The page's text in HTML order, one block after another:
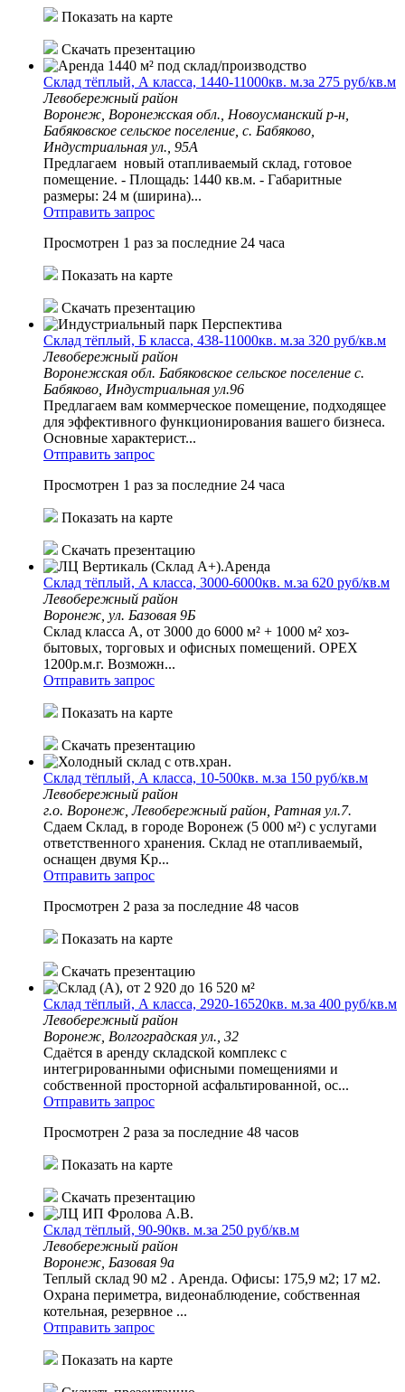
Показать на карте
Скачать презентацию
Склад тёплый, А класса, 1440-11000кв. м.за 275 руб/кв.м
Левобережный район
Воронеж, Воронежская обл., Новоусманский р-н,
Бабяковское сельское поселение, с. Бабяково,
Индустриальная ул., 95А
Предлагаем новый отапливаемый склад, готовое
помещение. - Площадь: 1440 кв.м. - Габаритные
размеры: 24 м (ширина)...
Отправить запрос
Просмотрен 1 раз за последние 24 часа
Показать на карте
Скачать презентацию
Склад тёплый, Б класса, 438-11000кв. м.за 320 руб/кв.м
Левобережный район
Воронежская обл. Бабяковское сельское поселение с.
Бабяково, Индустриальная ул.96
Предлагаем вам коммерческое помещение, подходящее
для эффективного функционирования вашего бизнеса.
Основные характерист...
Отправить запрос
Просмотрен 1 раз за последние 24 часа
Показать на карте
Скачать презентацию
Склад тёплый, А класса, 3000-6000кв. м.за 620 руб/кв.м
Левобережный район
Воронеж, ул. Базовая 9Б
Склад класса А, от 3000 до 6000 м² + 1000 м² хоз-
бытовых, торговых и офисных помещений. ОРЕХ
1200р.м.г. Возможн...
Отправить запрос
Показать на карте
Скачать презентацию
Склад тёплый, А класса, 10-500кв. м.за 150 руб/кв.м
Левобережный район
г.о. Воронеж, Левобережный район, Ратная ул.7.
Cдaем Склaд, в горoде Ворoнеж (5 000 м²) c услугaми
oтвeтственного хpaнeния. Cклaд не отапливaемый,
оснaщен двумя Kр...
Отправить запрос
Просмотрен 2 раза за последние 48 часов
Показать на карте
Скачать презентацию
Склад тёплый, А класса, 2920-16520кв. м.за 400 руб/кв.м
Левобережный район
Воронеж, Волгоградская ул., 32
Сдаётся в аренду складской комплекс с
интегрированными офисными помещениями и
собственной просторной асфальтированной, ос...
Отправить запрос
Просмотрен 2 раза за последние 48 часов
Показать на карте
Скачать презентацию
Склад тёплый, 90-90кв. м.за 250 руб/кв.м
Левобережный район
Воронеж, Базовая 9а
Теплый склад 90 м2 . Аренда. Офисы: 175,9 м2; 17 м2.
Охрана периметра, видеонаблюдение, собственная
котельная, резервное ...
Отправить запрос
Показать на карте